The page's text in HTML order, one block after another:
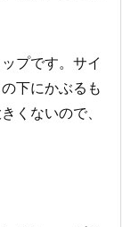
プです。サイ
下にかぶるも
くないので、